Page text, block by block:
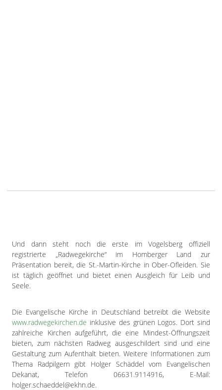
Und dann steht noch die erste im Vogelsberg offiziell
registrierte „Radwegekirche“ im Homberger Land zur
Präsentation bereit, die St.-Martin-Kirche in Ober-Ofleiden. Sie
ist täglich geöffnet und bietet einen Ausgleich für Leib und
Seele.
Die Evangelische Kirche in Deutschland betreibt die Website
www.radwegekirchen.de inklusive des grünen Logos. Dort sind
zahlreiche Kirchen aufgeführt, die eine Mindest-Öffnungszeit
bieten, zum nächsten Radweg ausgeschildert sind und eine
Gestaltung zum Aufenthalt bieten. Weitere Informationen zum
Thema Radpilgern gibt Holger Schäddel vom Evangelischen
Dekanat, Telefon 06631.9114916, E-Mail:
holger.schaeddel@ekhn.de.